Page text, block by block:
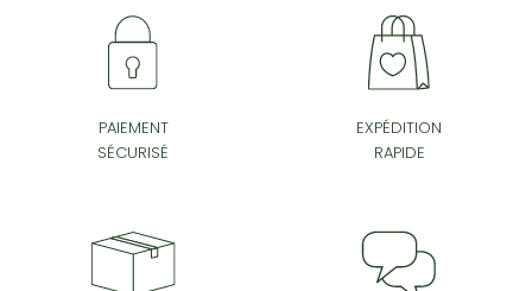
PAIEMENT
SÉCURISÉ
EXPÉDITION
RAPIDE